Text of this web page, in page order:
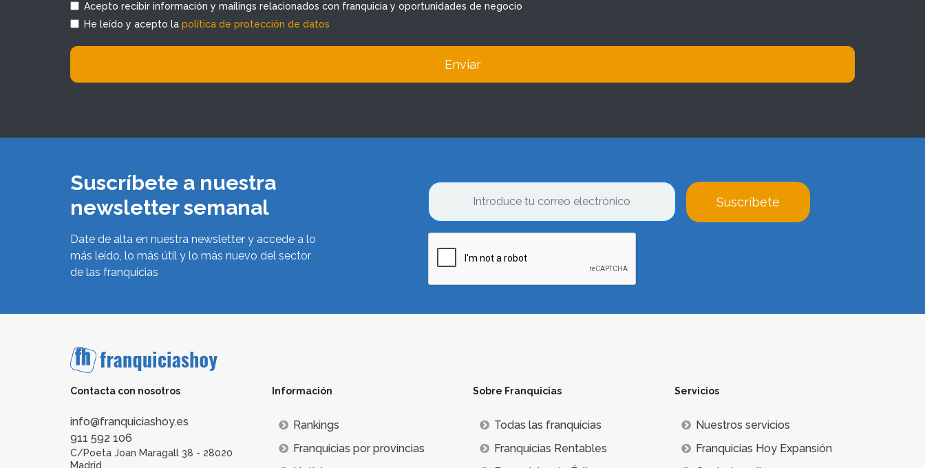
Acepto recibir información y mailings relacionados con franquicia y oportunidades de negocio
He leído y acepto la política de protección de datos
Enviar
Suscríbete a nuestra
newsletter semanal
Date de alta en nuestra newsletter y accede a lo
más leído, lo más útil y lo más nuevo del sector
de las franquicias
Suscríbete
Contacta con nosotros
info@franquiciashoy.es
911 592 106
C/Poeta Joan Maragall 38 - 28020
Madrid
Información
Rankings
Franquicias por provincias
Sobre Franquicias
Todas las franquicias
Franquicias Rentables
Servicios
Nuestros servicios
Franquicias Hoy Expansión